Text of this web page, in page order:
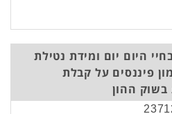
היום יום ומידת נטילת
פיננסים על קבלת
ההון